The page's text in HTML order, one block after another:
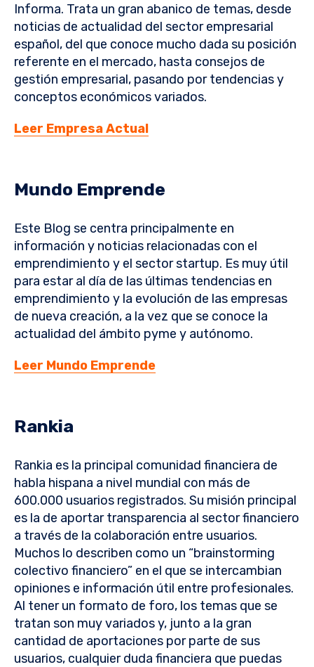
Informa. Trata un gran abanico de temas, desde
noticias de actualidad del sector empresarial
español, del que conoce mucho dada su posición
referente en el mercado, hasta consejos de
gestión empresarial, pasando por tendencias y
conceptos económicos variados.
Leer Empresa Actual
Mundo Emprende
Este Blog se centra principalmente en
información y noticias relacionadas con el
emprendimiento y el sector startup. Es muy útil
para estar al día de las últimas tendencias en
emprendimiento y la evolución de las empresas
de nueva creación, a la vez que se conoce la
actualidad del ámbito pyme y autónomo.
Leer Mundo Emprende
Rankia
Rankia es la principal comunidad financiera de
habla hispana a nivel mundial con más de
600.000 usuarios registrados. Su misión principal
es la de aportar transparencia al sector financiero
a través de la colaboración entre usuarios.
Muchos lo describen como un “brainstorming
colectivo financiero” en el que se intercambian
opiniones e información útil entre profesionales.
Al tener un formato de foro, los temas que se
tratan son muy variados y, junto a la gran
cantidad de aportaciones por parte de sus
usuarios, cualquier duda financiera que puedas